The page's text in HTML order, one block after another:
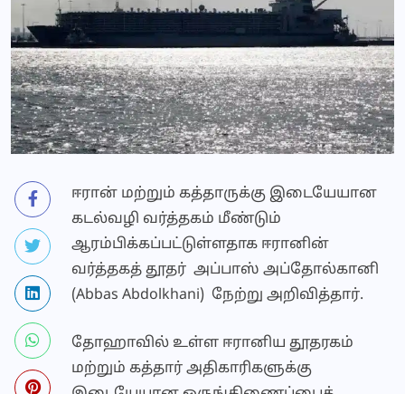
ஈரான் மற்றும் கத்தாருக்கு இடையேயான
கடல்வழி வர்த்தகம் மீண்டும்
ஆரம்பிக்கப்பட்டுள்ளதாக ஈரானின்
வர்த்தகத் தூதர் அப்பாஸ் அப்தோல்கானி
(Abbas Abdolkhani) நேற்று அறிவித்தார்.
தோஹாவில் உள்ள ஈரானிய தூதரகம்
மற்றும் கத்தார் அதிகாரிகளுக்கு